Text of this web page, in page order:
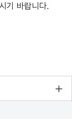
기 바랍니다.